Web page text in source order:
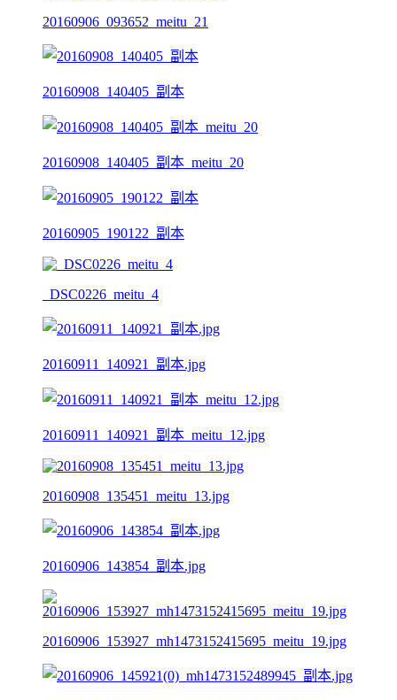
20160906_093652_meitu_21
20160908_140405_副本
20160908_140405_副本_meitu_20
20160905_190122_副本
_DSC0226_meitu_4
20160911_140921_副本.jpg
20160911_140921_副本_meitu_12.jpg
20160908_135451_meitu_13.jpg
20160906_143854_副本.jpg
20160906_153927_mh1473152415695_meitu_19.jpg